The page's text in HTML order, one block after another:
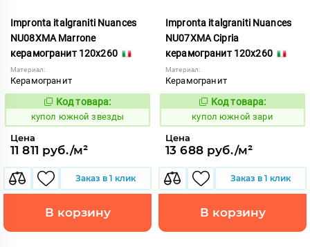
Impronta italgraniti Nuances
NU08XMA Marrone
керамогранит 120x260
Материал:
Керамогранит
858904
Код товара:
купол южной звезды
Цена
11 811 руб./м²
Заказ в 1 клик
В корзину
Impronta italgraniti Nuances
NU07XMA Cipria
керамогранит 120x260
Материал:
Керамогранит
858903
Код товара:
купол южной зари
Цена
13 688 руб./м²
Заказ в 1 клик
В корзину